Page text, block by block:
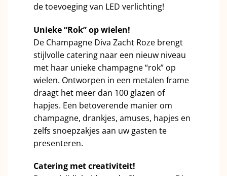
de toevoeging van LED verlichting!
Unieke “Rok” op wielen!
De Champagne Diva Zacht Roze brengt
stijlvolle catering naar een nieuw niveau
met haar unieke champagne “rok” op
wielen. Ontworpen in een metalen frame
draagt het meer dan 100 glazen of
hapjes. Een betoverende manier om
champagne, drankjes, amuses, hapjes en
zelfs snoepzakjes aan uw gasten te
presenteren.
Catering met creativiteit!